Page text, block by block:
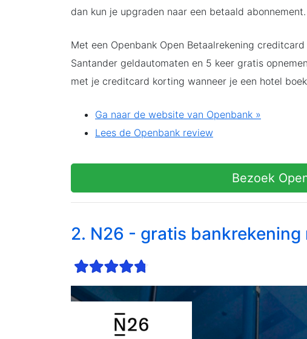
dan kun je upgraden naar een betaald abonnement.
Met een Openbank Open Betaalrekening
Santander geldautomaten en 5 keer gratis
met je creditcard korting wanneer je een hotel
Ga naar de website van Openbank »
Lees de Openbank review
Bezoek
2. N26 - gratis